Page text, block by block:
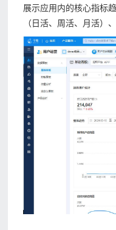
展示应用内的核心指标
（日活、周活、月活）